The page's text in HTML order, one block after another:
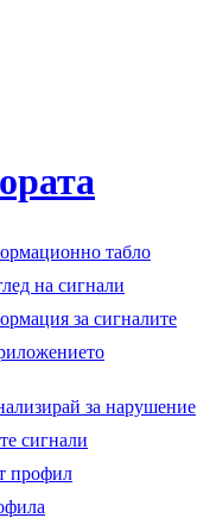
табло
на сигнали
за сигналите
за нарушение
сигнали
профил